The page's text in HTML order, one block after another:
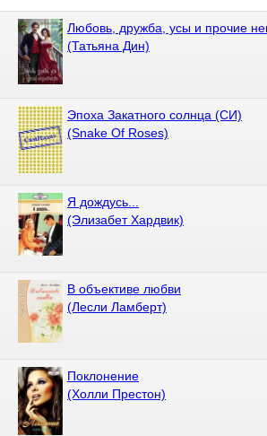
Любовь, дружба, усы и прочие
(Татьяна Дин)
Эпоха Закатного солнца (СИ)
(Snake Of Roses)
Я дождусь...
(Элизабет Хардвик)
В объективе любви
(Лесли Ламберт)
Поклонение
(Холли Престон)